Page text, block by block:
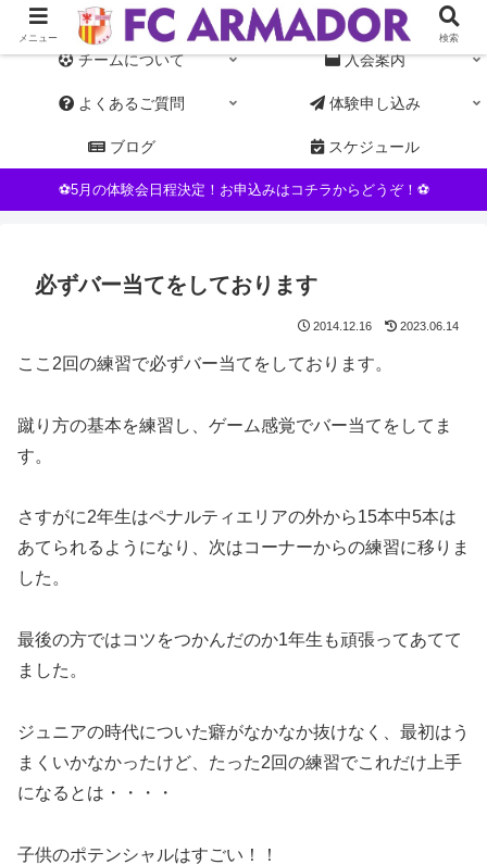
東京都杉並区NPO運営の女子サッカーチーム。初心者・未経験者歓迎
チームについて 入会案内
よくあるご質問 体験申し込み
ブログ スケジュール
⚽5月の体験会日程決定！お申込みはコチラからどうぞ！⚽
必ずバー当てをしております
2014.12.16 2023.06.14
ここ2回の練習で必ずバー当てをしております。
蹴り方の基本を練習し、ゲーム感覚でバー当てをしてま
す。
さすがに2年生はペナルティエリアの外から15本中5本は
あてられるようになり、次はコーナーからの練習に移りま
した。
最後の方ではコツをつかんだのか1年生も頑張ってあてて
ました。
ジュニアの時代についた癖がなかなか抜けなく、最初はう
まくいかなかったけど、たった2回の練習でこれだけ上手
になるとは・・・・
子供のポテンシャルはすごい！！
メニュー 検索